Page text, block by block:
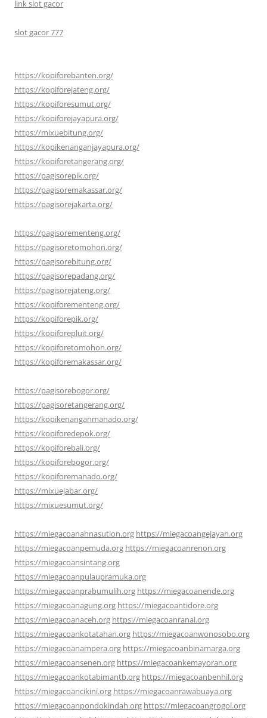
link slot gacor
slot gacor 777
https://kopiforebanten.org/
https://kopiforejateng.org/
https://kopiforesumut.org/
https://kopiforejayapura.org/
https://mixuebitung.org/
https://kopikenanganjayapura.org/
https://kopiforetangerang.org/
https://pagisorepik.org/
https://pagisoremakassar.org/
https://pagisorejakarta.org/
https://pagisorementeng.org/
https://pagisoretomohon.org/
https://pagisorebitung.org/
https://pagisorepadang.org/
https://pagisorejateng.org/
https://kopiforementeng.org/
https://kopiforepik.org/
https://kopiforepluit.org/
https://kopiforetomohon.org/
https://kopiforemakassar.org/
https://pagisorebogor.org/
https://pagisoretangerang.org/
https://kopikenanganmanado.org/
https://kopiforedepok.org/
https://kopiforebali.org/
https://kopiforebogor.org/
https://kopiforemanado.org/
https://mixuejabar.org/
https://mixuesumut.org/
https://miegacoanahnasution.org https://miegacoangejayan.org
https://miegacoanpemuda.org https://miegacoanrenon.org
https://miegacoansintang.org
https://miegacoanpulaupramuka.org
https://miegacoanprabumulih.org https://miegacoanende.org
https://miegacoanagung.org https://miegacoantidore.org
https://miegacoanaceh.org https://miegacoanranai.org
https://miegacoankotatahan.org https://miegacoanwonosobo.org
https://miegacoanampera.org https://miegacoanbinamarga.org
https://miegacoansenen.org https://miegacoankemayoran.org
https://miegacoankotabimantb.org https://miegacoanbenhil.org
https://miegacoancikini.org https://miegacoanrawabuaya.org
https://miegacoanpondokindah.org https://miegacoangrogol.org